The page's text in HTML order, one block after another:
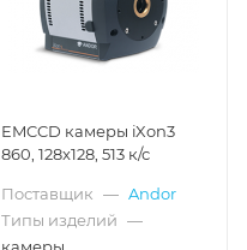
EMCCD камеры iXon3
860, 128x128, 513 к/с
Поставщик — Andor
Типы изделий —